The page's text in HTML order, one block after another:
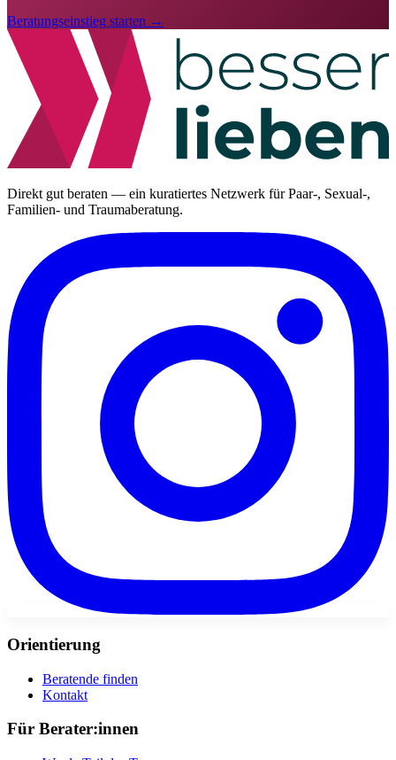
Beratungseinstieg starten →
Direkt gut beraten — ein kuratiertes Netzwerk für Paar-, Sexual-,
Familien- und Traumaberatung.
Orientierung
Beratende finden
Kontakt
Für Berater:innen